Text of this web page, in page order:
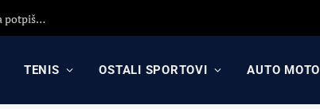
KK Partizan i KK Crvena zvezda koriste propast Asvela i žele da potpišu igrača sa ogromnim potencijalom?!
TENIS OSTALI SPORTOVI AUTO MOTO